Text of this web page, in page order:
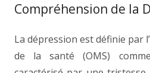
Compréhension de la
La dépression est définie par
de la santé (OMS)